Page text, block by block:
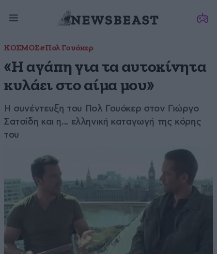
ΚΟΣΜΟΣ#Πολ Γουόκερ
«Η αγάπη για τα αυτοκίνητα
κυλάει στο αίμα μου»
Η συνέντευξη του Πολ Γουόκερ στον Γιώργο
Σατσίδη και η... ελληνική καταγωγή της κόρης
του